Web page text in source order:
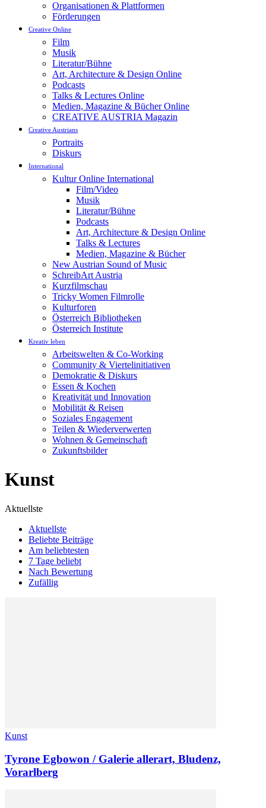
Organisationen & Plattformen
Förderungen
Creative Online
Film
Musik
Literatur/Bühne
Art, Architecture & Design Online
Podcasts
Talks & Lectures Online
Medien, Magazine & Bücher Online
CREATIVE AUSTRIA Magazin
Creative Austrians
Portraits
Diskurs
International
Kultur Online International
Film/Video
Musik
Literatur/Bühne
Podcasts
Art, Architecture & Design Online
Talks & Lectures
Medien, Magazine & Bücher
New Austrian Sound of Music
SchreibArt Austria
Kurzfilmschau
Tricky Women Filmrolle
Kulturforen
Österreich Bibliotheken
Österreich Institute
Kreativ leben
Arbeitswelten & Co-Working
Community & Viertelinitiativen
Demokratie & Diskurs
Essen & Kochen
Kreativität und Innovation
Mobilität & Reisen
Soziales Engagement
Teilen & Wiederverwerten
Wohnen & Gemeinschaft
Zukunftsbilder
Kunst
Aktuellste
Aktuellste
Beliebte Beiträge
Am beliebtesten
7 Tage beliebt
Nach Bewertung
Zufällig
Kunst
Tyrone Egbowon / Galerie allerart, Bludenz,
Vorarlberg